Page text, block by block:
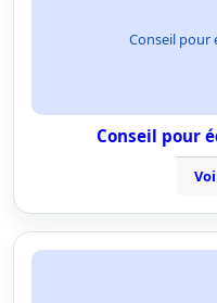
Conseil pour
Conseil pour